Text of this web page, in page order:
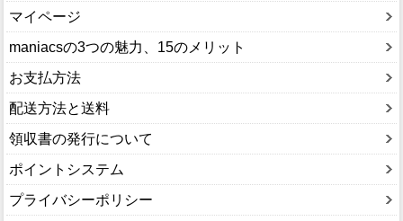
マイページ
maniacsの3つの魅力、15のメリット
お支払方法
配送方法と送料
領収書の発行について
ポイントシステム
プライバシーポリシー